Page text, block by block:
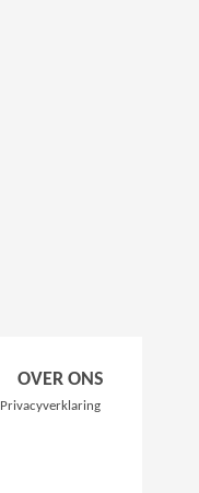
OVER ONS
Privacyverklaring